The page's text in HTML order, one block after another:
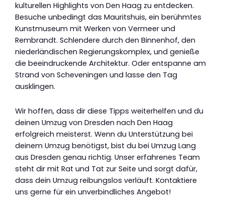
kulturellen Highlights von Den Haag zu entdecken.
Besuche unbedingt das Mauritshuis, ein berühmtes
Kunstmuseum mit Werken von Vermeer und
Rembrandt. Schlendere durch den Binnenhof, den
niederländischen Regierungskomplex, und genieße
die beeindruckende Architektur. Oder entspanne am
Strand von Scheveningen und lasse den Tag
ausklingen.
Wir hoffen, dass dir diese Tipps weiterhelfen und du
deinen Umzug von Dresden nach Den Haag
erfolgreich meisterst. Wenn du Unterstützung bei
deinem Umzug benötigst, bist du bei Umzug Lang
aus Dresden genau richtig. Unser erfahrenes Team
steht dir mit Rat und Tat zur Seite und sorgt dafür,
dass dein Umzug reibungslos verläuft. Kontaktiere
uns gerne für ein unverbindliches Angebot!